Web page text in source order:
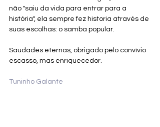
não "saiu da vida para entrar para a
história", ela sempre fez historia através de
suas escolhas: o samba popular.
Saudades eternas, obrigado pelo convívio
escasso, mas enriquecedor.
Tuninho Galante